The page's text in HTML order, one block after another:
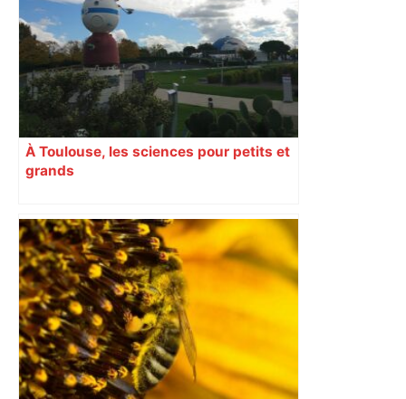
aguets – Rugbynistere
À Toulouse, les sciences pour petits et
grands